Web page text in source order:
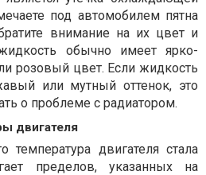
под автомобилем пятна
внимание на их цвет и
обычно имеет ярко-
розовый цвет. Если жидкость
или мутный оттенок, это
о проблеме с радиатором.
двигателя
температура двигателя стала
пределов, указанных на